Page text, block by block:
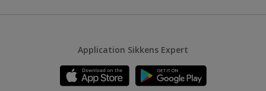
Application Sikkens Expert